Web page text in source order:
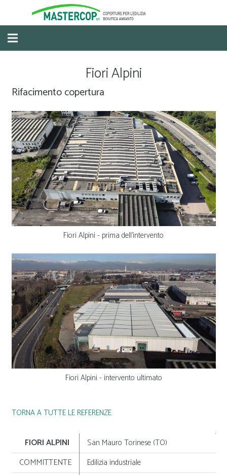
Fiori Alpini
Rifacimento copertura
Fiori Alpini - prima dell'intervento
Fiori Alpini - intervento ultimato
TORNA A TUTTE LE REFERENZE
FIORI ALPINI San Mauro Torinese (TO)
COMMITTENTE Edilizia industriale